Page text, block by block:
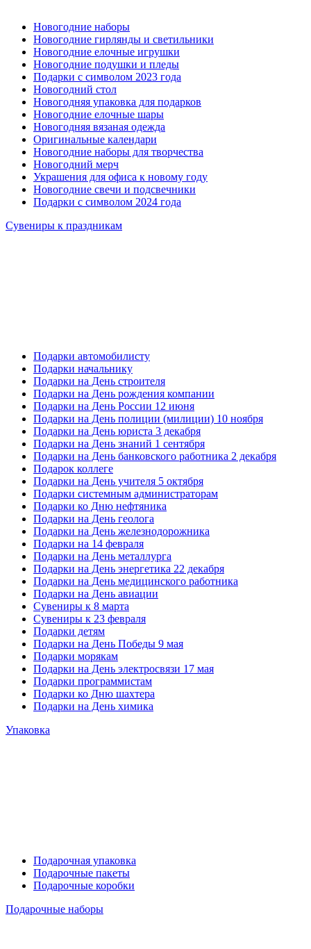
Новогодние наборы
Новогодние гирлянды и светильники
Новогодние елочные игрушки
Новогодние подушки и пледы
Подарки с символом 2023 года
Новогодний стол
Новогодняя упаковка для подарков
Новогодние елочные шары
Новогодняя вязаная одежда
Оригинальные календари
Новогодние наборы для творчества
Новогодний мерч
Украшения для офиса к новому году
Новогодние свечи и подсвечники
Подарки с символом 2024 года
Сувениры к праздникам
Подарки автомобилисту
Подарки начальнику
Подарки на День строителя
Подарки на День рождения компании
Подарки на День России 12 июня
Подарки на День полиции (милиции) 10 ноября
Подарки на День юриста 3 декабря
Подарки на День знаний 1 сентября
Подарки на День банковского работника 2 декабря
Подарок коллеге
Подарки на День учителя 5 октября
Подарки системным администраторам
Подарки ко Дню нефтяника
Подарки на День геолога
Подарки на День железнодорожника
Подарки на 14 февраля
Подарки на День металлурга
Подарки на День энергетика 22 декабря
Подарки на День медицинского работника
Подарки на День авиации
Сувениры к 8 марта
Сувениры к 23 февраля
Подарки детям
Подарки на День Победы 9 мая
Подарки морякам
Подарки на День электросвязи 17 мая
Подарки программистам
Подарки ко Дню шахтера
Подарки на День химика
Упаковка
Подарочная упаковка
Подарочные пакеты
Подарочные коробки
Подарочные наборы